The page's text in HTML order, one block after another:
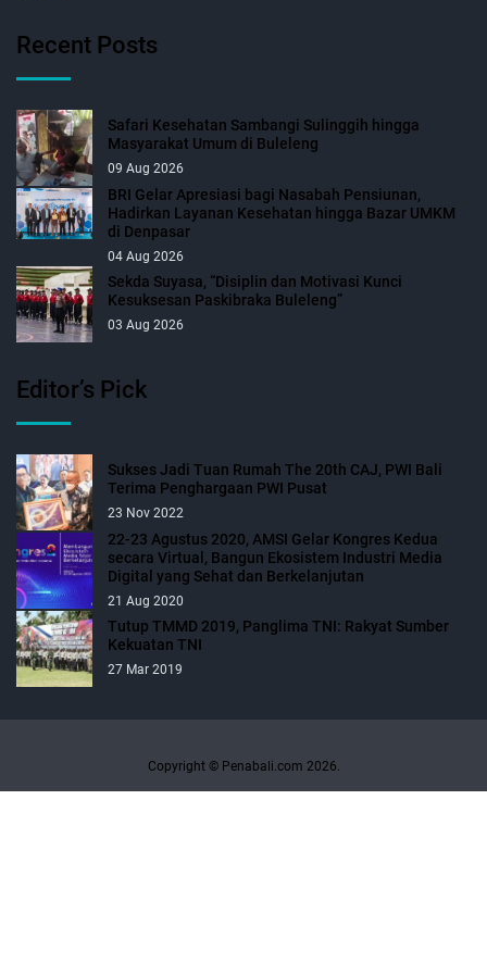
Recent Posts
Safari Kesehatan Sambangi Sulinggih hingga
Masyarakat Umum di Buleleng
09 Aug 2026
BRI Gelar Apresiasi bagi Nasabah Pensiunan,
Hadirkan Layanan Kesehatan hingga Bazar UMKM
di Denpasar
04 Aug 2026
Sekda Suyasa, “Disiplin dan Motivasi Kunci
Kesuksesan Paskibraka Buleleng”
03 Aug 2026
Editor’s Pick
Sukses Jadi Tuan Rumah The 20th CAJ, PWI Bali
Terima Penghargaan PWI Pusat
23 Nov 2022
22-23 Agustus 2020, AMSI Gelar Kongres Kedua
secara Virtual, Bangun Ekosistem Industri Media
Digital yang Sehat dan Berkelanjutan
21 Aug 2020
Tutup TMMD 2019, Panglima TNI: Rakyat Sumber
Kekuatan TNI
27 Mar 2019
Copyright © Penabali.com 2026.